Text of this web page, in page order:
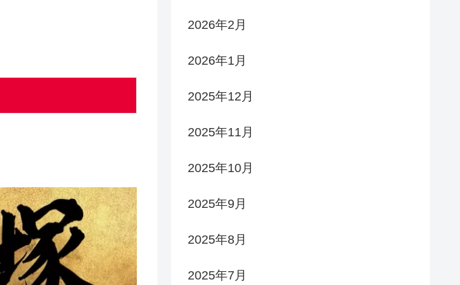
2026年2月
2026年1月
2025年12月
2025年11月
2025年10月
2025年9月
2025年8月
2025年7月